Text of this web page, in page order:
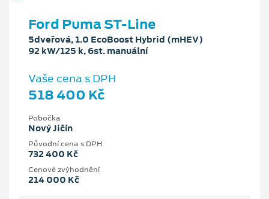
Ford Puma ST-Line
5dveřová, 1.0 EcoBoost Hybrid (mHEV)
92 kW/125 k, 6st. manuální
Vaše cena s DPH
518 400 Kč
Pobočka
Nový Jičín
Původní cena s DPH
732 400 Kč
Cenové zvýhodnění
214 000 Kč